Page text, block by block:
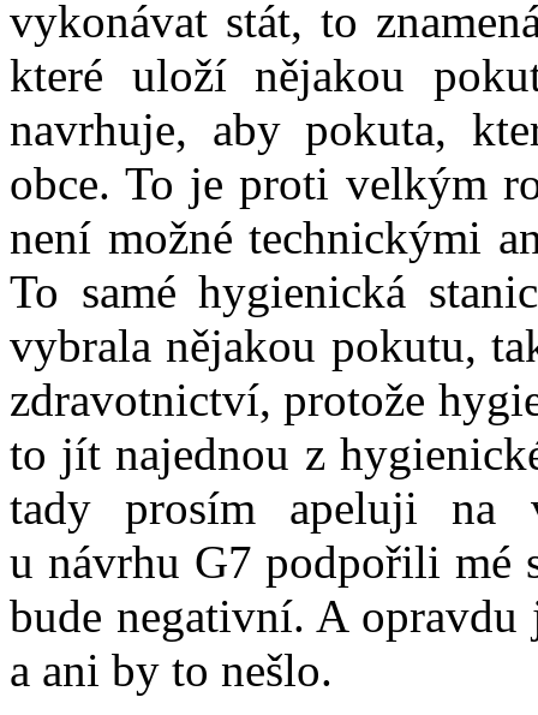
vykonávat stát, to
které uloží nějakou
navrhuje, aby pokuta,
obce. To je proti velkým
není možné technickými
To samé hygienická
vybrala nějakou pokutu,
zdravotnictví, protože
to jít najednou z
tady prosím apeluji na
u návrhu G7 podpořili mé
bude negativní. A
a ani by to nešlo.